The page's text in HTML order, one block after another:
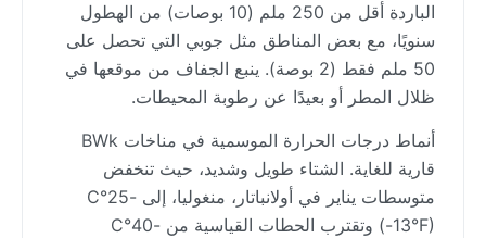
الباردة أقل من 250 ملم (10 بوصات) من الهطول
سنويًا، مع بعض المناطق مثل جوبي التي تحصل على
50 ملم فقط (2 بوصة). ينبع الجفاف من موقعها في
ظلال المطر أو بعيدًا عن رطوبة المحيطات.
أنماط درجات الحرارة الموسمية في مناخات BWk
قارية للغاية. الشتاء طويل وشديد، حيث تنخفض
متوسطات يناير في أولانباتار، منغوليا، إلى -25°C
(-13°F) وتقترب الحطات القياسية من -40°C